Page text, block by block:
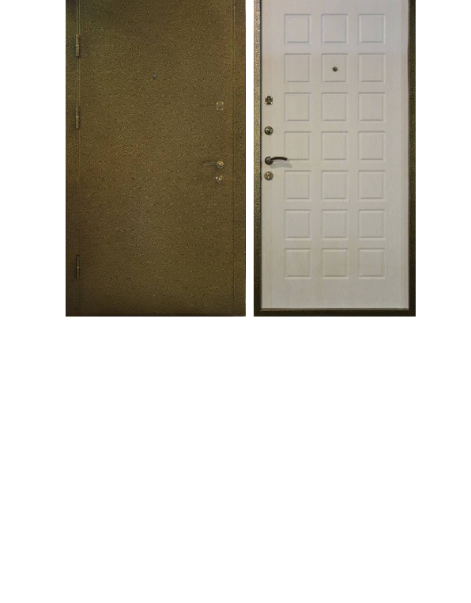
С зеркалом(13)
С выдавленным рисунком(35)
С металлобагетом (571)
Белые(108)
С геометрическим рисунком(46)
С реечным дизайном(29)
Для дачи (203)
Для общественных зданий
Для магазина(49)
(14)
В лифтовые холлы (23)